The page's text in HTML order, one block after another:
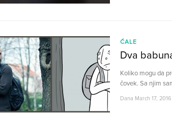
ĆALE
Dva
Koliko mogu da
čovek. Sa njim
Dana March 17, 2016